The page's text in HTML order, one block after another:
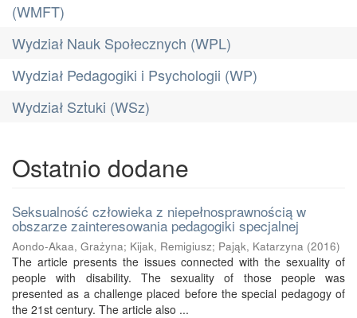
(WMFT)
Wydział Nauk Społecznych (WPL)
Wydział Pedagogiki i Psychologii (WP)
Wydział Sztuki (WSz)
Ostatnio dodane
Seksualność człowieka z niepełnosprawnością w
obszarze zainteresowania pedagogiki specjalnej
Aondo-Akaa, Grażyna; Kijak, Remigiusz; Pająk, Katarzyna (2016)
The article presents the issues connected with the sexuality of
people with disability. The sexuality of those people was
presented as a challenge placed before the special pedagogy of
the 21st century. The article also ...